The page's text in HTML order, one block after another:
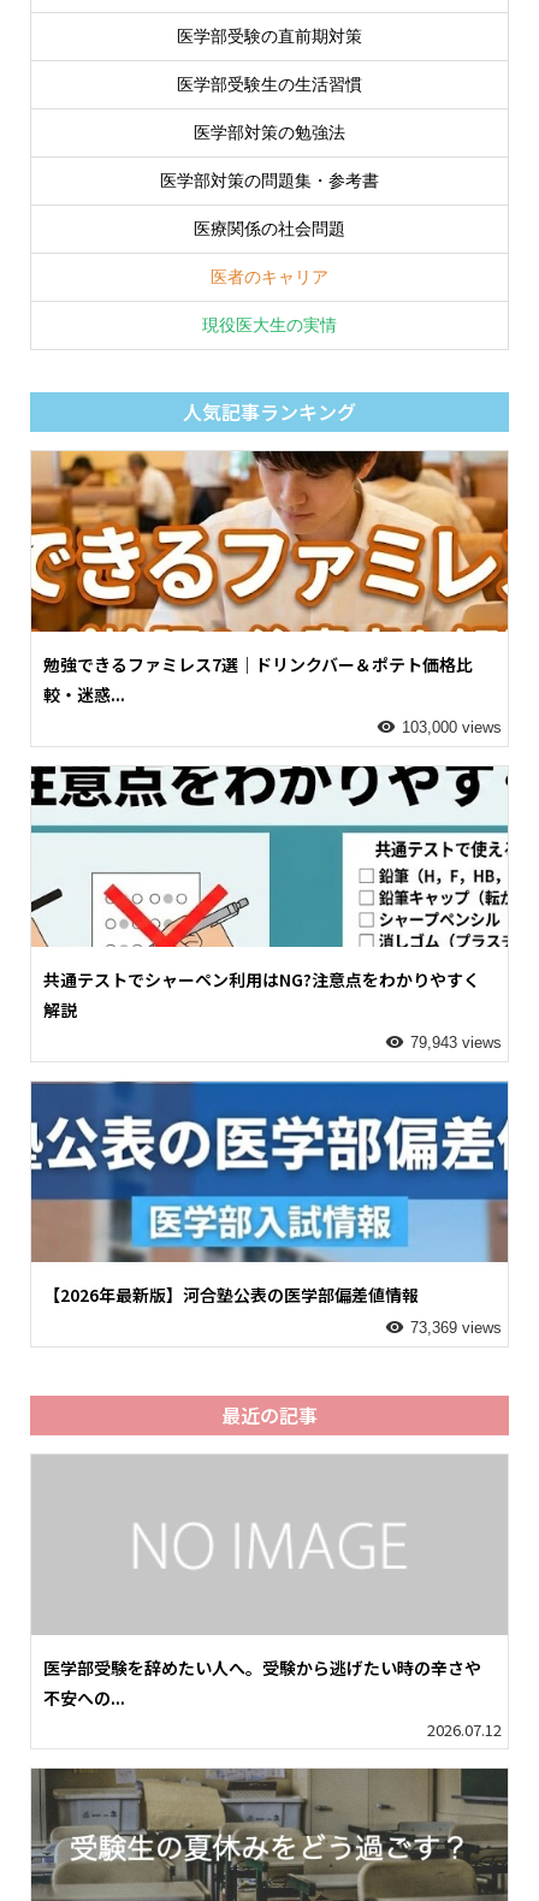
医学部受験の直前期対策
医学部受験生の生活習慣
医学部対策の勉強法
医学部対策の問題集・参考書
医療関係の社会問題
医者のキャリア
現役医大生の実情
人気記事ランキング
勉強できるファミレス7選｜ドリンクバー＆ポテト価格比
較・迷惑...
103,000 views
共通テストでシャーペン利用はNG?注意点をわかりやすく
解説
79,943 views
【2026年最新版】河合塾公表の医学部偏差値情報
73,369 views
最近の記事
医学部受験を辞めたい人へ。受験から逃げたい時の辛さや
不安への...
2026.07.12